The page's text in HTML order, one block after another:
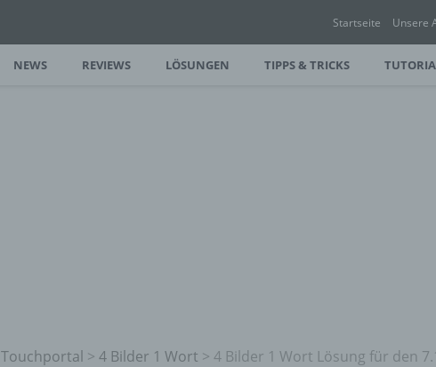
Startseite Unsere
NEWS REVIEWS LÖSUNGEN TIPPS & TRICKS
Touchportal > 4 Bilder 1 Wort > 4 Bilder 1 Wort Lösung für den